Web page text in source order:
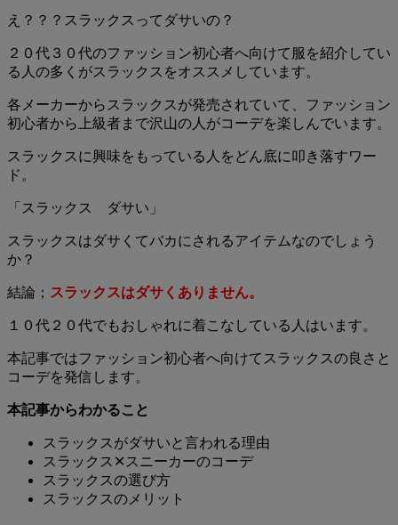
え？？？スラックスってダサいの？
２０代３０代のファッション初心者へ向けて服を紹介してい
る人の多くがスラックスをオススメしています。
各メーカーからスラックスが発売されていて、ファッション
初心者から上級者まで沢山の人がコーデを楽しんでいます。
スラックスに興味をもっている人をどん底に叩き落すワー
ド。
「スラックス ダサい」
スラックスはダサくてバカにされるアイテムなのでしょう
か？
結論； スラックスはダサくありません。
１０代２０代でもおしゃれに着こなしている人はいます。
本記事ではファッション初心者へ向けてスラックスの良さと
コーデを発信します。
本記事からわかること
スラックスがダサいと言われる理由
スラックス✕スニーカーのコーデ
スラックスの選び方
スラックスのメリット